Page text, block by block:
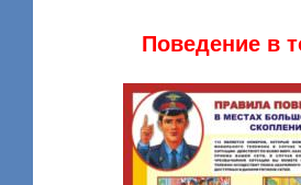
Поведение в